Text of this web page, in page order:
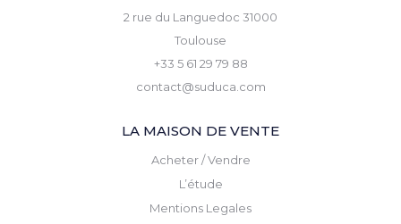
2 rue du Languedoc 31000
Toulouse
+33 5 61 29 79 88
contact@suduca.com
LA MAISON DE VENTE
Acheter / Vendre
L’étude
Mentions Legales